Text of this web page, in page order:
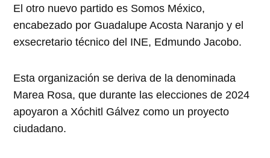
El otro nuevo partido es Somos México,
encabezado por Guadalupe Acosta Naranjo y el
exsecretario técnico del INE, Edmundo Jacobo.
Esta organización se deriva de la denominada
Marea Rosa, que durante las elecciones de 2024
apoyaron a Xóchitl Gálvez como un proyecto
ciudadano.